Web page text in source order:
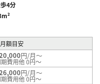
4分
月額目安
円/月～
費用他 0円～
円/月～
費用他 0円～